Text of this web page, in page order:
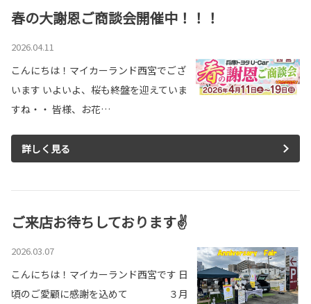
春の大謝恩ご商談会開催中！！！
2026.04.11
こんにちは！マイカーランド西宮でござ
います いよいよ、桜も終盤を迎えていま
すね・・ 皆様、お花…
詳しく見る
ご来店お待ちしております✌
2026.03.07
こんにちは！マイカーランド西宮です 日
頃のご愛顧に感謝を込めて ３月